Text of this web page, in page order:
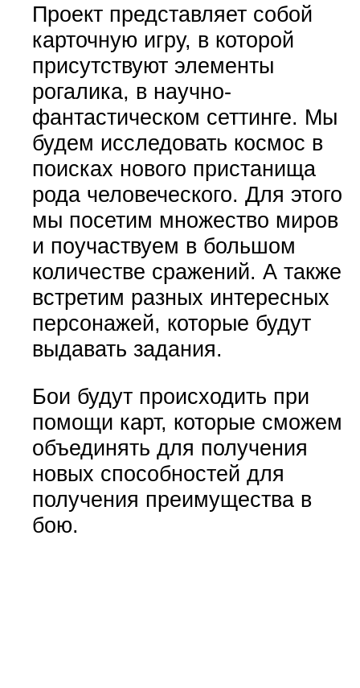
Проект представляет собой
карточную игру, в которой
присутствуют элементы
рогалика, в научно-
фантастическом сеттинге. Мы
будем исследовать космос в
поисках нового пристанища
рода человеческого. Для этого
мы посетим множество миров
и поучаствуем в большом
количестве сражений. А также
встретим разных интересных
персонажей, которые будут
выдавать задания.
Бои будут происходить при
помощи карт, которые сможем
объединять для получения
новых способностей для
получения преимущества в
бою.